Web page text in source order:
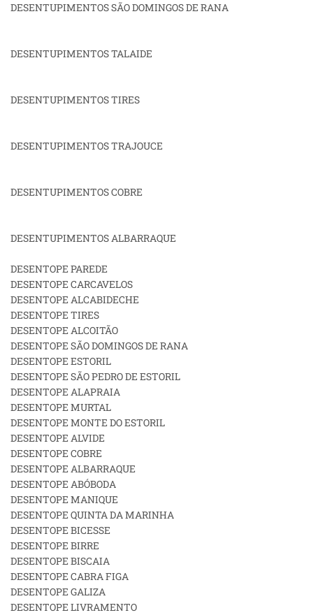
DESENTUPIMENTOS SÃO DOMINGOS DE RANA
DESENTUPIMENTOS TALAIDE
DESENTUPIMENTOS TIRES
DESENTUPIMENTOS TRAJOUCE
DESENTUPIMENTOS COBRE
DESENTUPIMENTOS ALBARRAQUE
DESENTOPE PAREDE
DESENTOPE CARCAVELOS
DESENTOPE ALCABIDECHE
DESENTOPE TIRES
DESENTOPE ALCOITÃO
DESENTOPE SÃO DOMINGOS DE RANA
DESENTOPE ESTORIL
DESENTOPE SÃO PEDRO DE ESTORIL
DESENTOPE ALAPRAIA
DESENTOPE MURTAL
DESENTOPE MONTE DO ESTORIL
DESENTOPE ALVIDE
DESENTOPE COBRE
DESENTOPE ALBARRAQUE
DESENTOPE ABÓBODA
DESENTOPE MANIQUE
DESENTOPE QUINTA DA MARINHA
DESENTOPE BICESSE
DESENTOPE BIRRE
DESENTOPE BISCAIA
DESENTOPE CABRA FIGA
DESENTOPE GALIZA
DESENTOPE LIVRAMENTO